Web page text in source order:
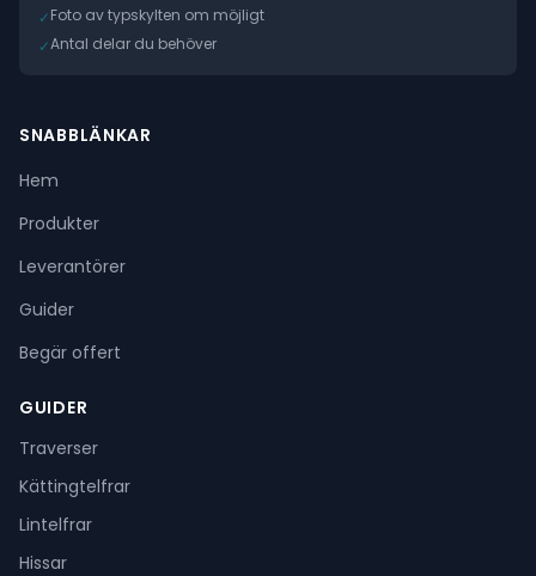
✓Foto av typskylten om möjligt
✓Antal delar du behöver
SNABBLÄNKAR
Hem
Produkter
Leverantörer
Guider
Begär offert
GUIDER
Traverser
Kättingtelfrar
Lintelfrar
Hissar